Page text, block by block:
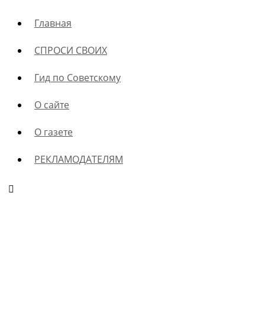
Главная
СПРОСИ СВОИХ
Гид по Советскому
О сайте
О газете
РЕКЛАМОДАТЕЛЯМ